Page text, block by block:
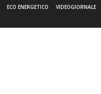
ECO ENERGETICO VIDEOGIORNALE